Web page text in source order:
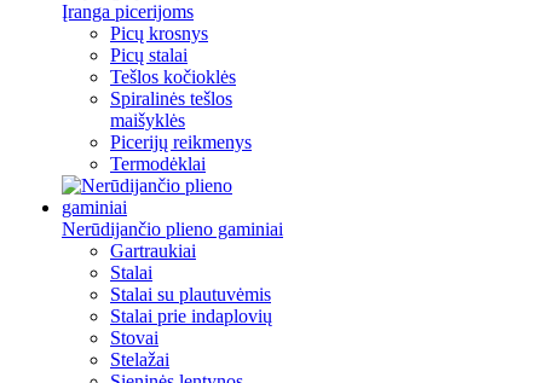
Įranga picerijoms
Picų krosnys
Picų stalai
Tešlos kočioklės
Spiralinės tešlos
maišyklės
Picerijų reikmenys
Termodėklai
Nerūdijančio plieno gaminiai
Gartraukiai
Stalai
Stalai su plautuvėmis
Stalai prie indaplovių
Stovai
Stelažai